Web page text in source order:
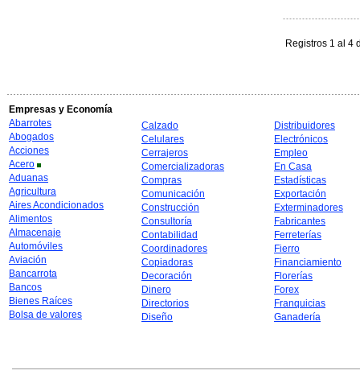
Registros 1 al 4
Empresas y Economía
Abarrotes
Abogados
Acciones
Acero
Aduanas
Agricultura
Aires Acondicionados
Alimentos
Almacenaje
Automóviles
Aviación
Bancarrota
Bancos
Bienes Raíces
Bolsa de valores
Calzado
Celulares
Cerrajeros
Comercializadoras
Compras
Comunicación
Construcción
Consultoría
Contabilidad
Coordinadores
Copiadoras
Decoración
Dinero
Directorios
Diseño
Distribuidores
Electrónicos
Empleo
En Casa
Estadísticas
Exportación
Exterminadores
Fabricantes
Ferreterías
Fierro
Financiamiento
Florerías
Forex
Franquicias
Ganadería